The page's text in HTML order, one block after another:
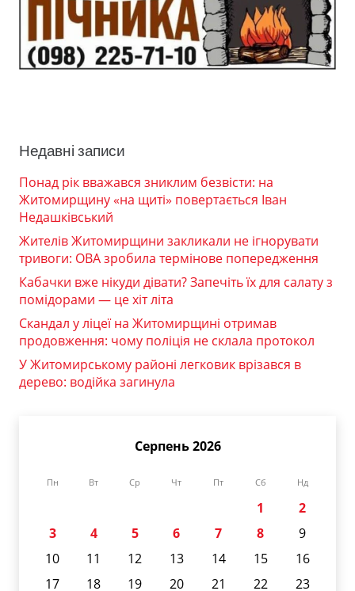
Недавні записи
Понад рік вважався зниклим безвісти: на
Житомирщину «на щиті» повертається Іван
Недашківський
Жителів Житомирщини закликали не ігнорувати
тривоги: ОВА зробила термінове попередження
Кабачки вже нікуди дівати? Запечіть їх для салату з
помідорами — це хіт літа
Скандал у ліцеї на Житомирщині отримав
продовження: чому поліція не склала протокол
У Житомирському районі легковик врізався в
дерево: водійка загинула
Серпень 2026
Пн Вт Ср Чт Пт Сб Нд
1
2
3
4 5 6 7 8
9
10
11 12 13 14 15
16
17
18 19 20 21 22
23